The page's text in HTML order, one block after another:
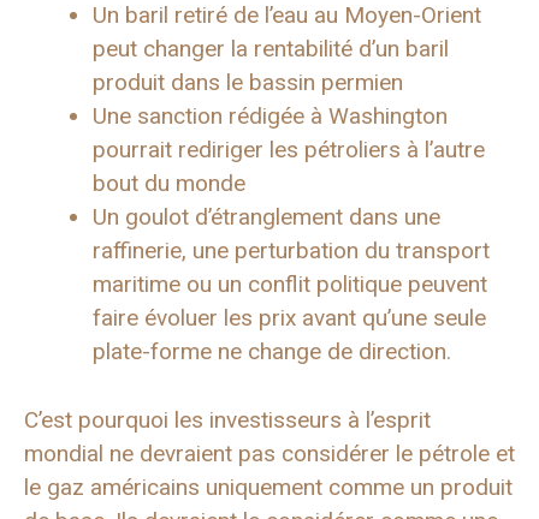
Un baril retiré de l’eau au Moyen-Orient
peut changer la rentabilité d’un baril
produit dans le bassin permien
Une sanction rédigée à Washington
pourrait rediriger les pétroliers à l’autre
bout du monde
Un goulot d’étranglement dans une
raffinerie, une perturbation du transport
maritime ou un conflit politique peuvent
faire évoluer les prix avant qu’une seule
plate-forme ne change de direction.
C’est pourquoi les investisseurs à l’esprit
mondial ne devraient pas considérer le pétrole et
le gaz américains uniquement comme un produit